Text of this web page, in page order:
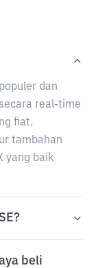
dan
real-time
fiat.
tambahan
yang baik
beli